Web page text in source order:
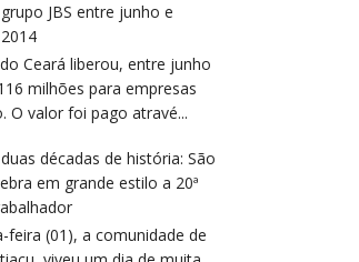
JBS entre junho e
Ceará liberou, entre junho
milhões para empresas
O valor foi pago atravé...
décadas de história: São
em grande estilo a 20ª
feira (01), a comunidade de